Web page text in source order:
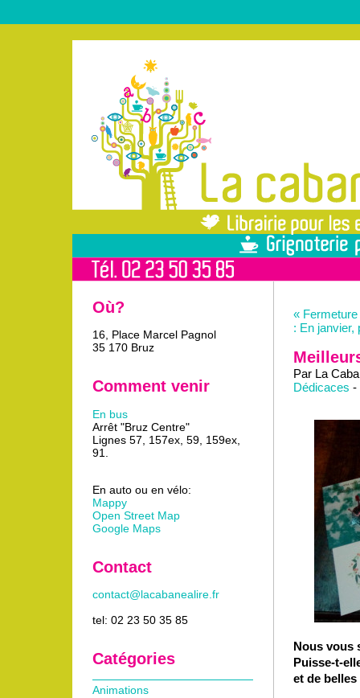
«
: En janvier,
Par La
Dédicaces -
Nous vous
Puisse-t-
et de
Où?
16, Place Marcel Pagnol
35 170 Bruz
Comment venir
En bus
Arrêt "Bruz Centre"
Lignes 57, 157ex, 59, 159ex,
91.
En auto ou en vélo:
Mappy
Open Street Map
Google Maps
Contact
contact@lacabanealire.fr
tel: 02 23 50 35 85
Catégories
Animations